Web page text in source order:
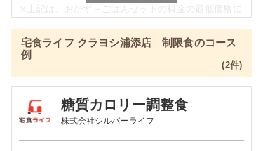
豆腐の柚子あんかけ
栄養素
-
-
豆腐おろしハンバーグ
※
上記は、おかず＋ごはんセットの料金の最低価格に
彩り旬菜プラスの栄養素例
品数 2～3品
カロリー 329kcal
塩分 1.3g
宅食ライフ クラヨシ浦添店 制限食のコース
例
(2件)
糖質カロリー調整食
株式会社シルバーライフ